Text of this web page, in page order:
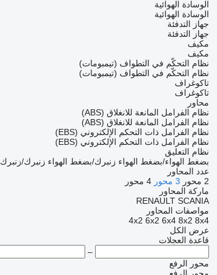
الوسادة الهوائية
الوسادة الهوائية
جهاز التدفئة
جهاز التدفئة
مكيف
مكيف
نظام التحكّم في التطواف (تيمبومات)
نظام التحكّم في التطواف (تيمبومات)
تاكوغراف
تاكوغراف
محاور
نظام الفرامل المانعة للانغلاق (ABS)
نظام الفرامل المانعة للانغلاق (ABS)
نظام الفرامل ذات التحكم الإلكتروني (EBS)
نظام الفرامل ذات التحكم الإلكتروني (EBS)
نظام التعليق
بضغط الهواء/بضغط الهواء زنبرك/بضغط الهواء زنبرك/زنبرك
عدد المحاور
2 محور
3 محور
4 محور
ماركة المحاور
RENAULT SCANIA
مواصفات المحاور
4x2 6x2 6x4 8x2 8x4
عرض الكل
قاعدة العجلات
–
محور الرفع